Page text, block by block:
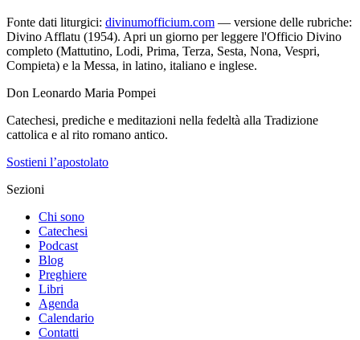
Fonte dati liturgici: divinumofficium.com — versione delle rubriche:
Divino Afflatu (1954). Apri un giorno per leggere l'Officio Divino
completo (Mattutino, Lodi, Prima, Terza, Sesta, Nona, Vespri,
Compieta) e la Messa, in latino, italiano e inglese.
Don Leonardo Maria Pompei
Catechesi, prediche e meditazioni nella fedeltà alla Tradizione
cattolica e al rito romano antico.
Sostieni l’apostolato
Sezioni
Chi sono
Catechesi
Podcast
Blog
Preghiere
Libri
Agenda
Calendario
Contatti